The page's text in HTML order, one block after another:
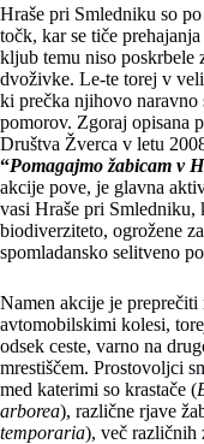
Hraše pri Smledniku so
točk, kar se tiče
kljub temu niso poskrbele
dvoživke. Le-te torej v
ki prečka njihovo
pomorov. Zgoraj opisana
Društva Žverca v letu
“Pomagajmo žabicam v
akcije pove, je glavna
vasi Hraše pri Smledniku,
biodiverziteto, ogrožene
spomladansko selitveno
Namen akcije je
avtomobilskimi kolesi,
odsek ceste, varno na
mrestiščem. Prostovoljci
med katerimi so krastače (
arborea), različne rjave
temporaria), več različnih